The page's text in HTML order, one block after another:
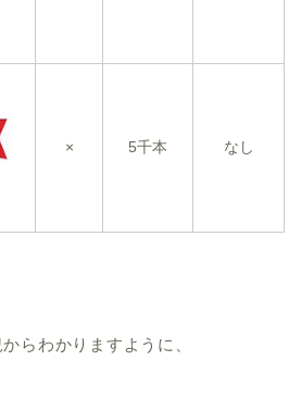
× 5千本 なし
らわかりますように、